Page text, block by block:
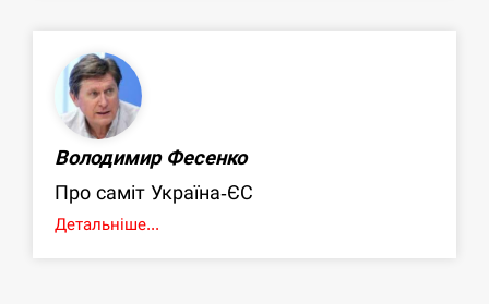
Володимир Фесенко
Про саміт Україна-ЄС
Детальніше...